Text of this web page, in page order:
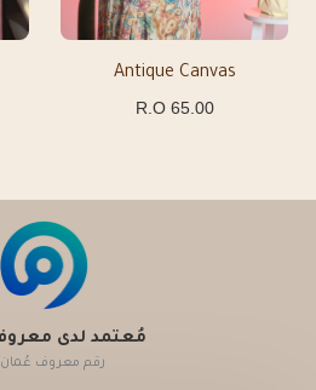
Antique Canvas
65.00 R.O
مُعتمد لدى
رقم معروف عُمان36